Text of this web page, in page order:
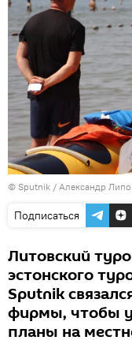
© Sputnik / Александр
Подписаться
Литовский
эстонского
Sputnik
фирмы, чтобы
планы на